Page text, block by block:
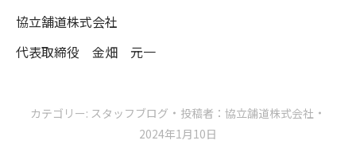
協立舗道株式会社
代表取締役 金畑 元一
カテゴリー: スタッフブログ 投稿者： 協立舗道株式会社
2024年1月10日